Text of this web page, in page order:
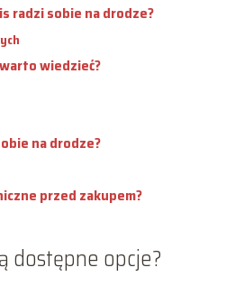
radzi sobie na drodze?
wiedzieć?
na drodze?
przed zakupem?
dostępne opcje?